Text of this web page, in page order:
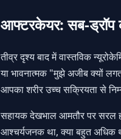
आफ्टरकेयर: सब-ड्रॉप
तीव्र दृश्य बाद में वास्तविक
या भावनात्मक "मुझे अजीब क्यों
आपका शरीर उच्च सक्रियता से
सहायक देखभाल आमतौर पर सरल
आश्चर्यजनक था, क्या बहुत अधिक